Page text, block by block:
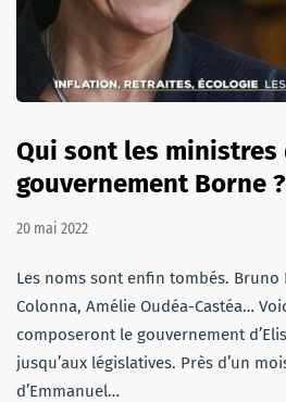
Qui sont les ministres
gouvernement Borne ?
20 mai 2022
Les noms sont enfin tombés. Bruno
Colonna, Amélie Oudéa-Castéa…
composeront le gouvernement
jusqu’aux législatives. Près d’un
d’Emmanuel…